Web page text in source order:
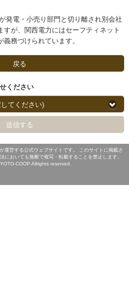
発電・小売り部門と切り離され別会社
が、関西電力にはセーフティネット
務づけられています。
戻る
ください
てください)
送信する
運営する公式ウェブサイトです。 このサイトに掲載さ
においても無断で複写・転載することを禁止します。
COOP.Allrights reserved.